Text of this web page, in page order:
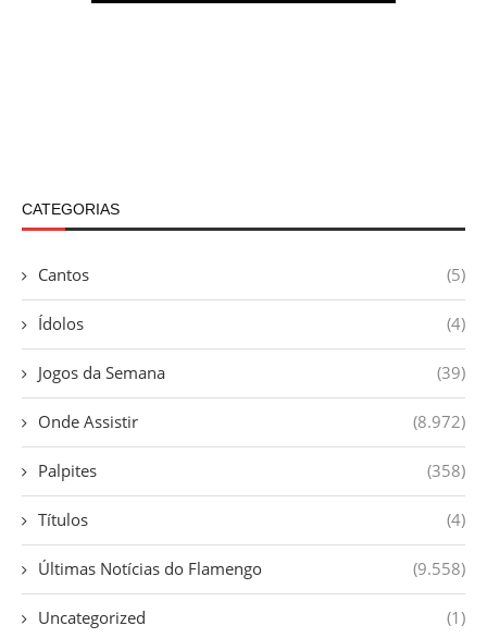
CATEGORIAS
Cantos (5)
Ídolos (4)
Jogos da Semana (39)
Onde Assistir (8.972)
Palpites (358)
Títulos (4)
Últimas Notícias do Flamengo (9.558)
Uncategorized (1)